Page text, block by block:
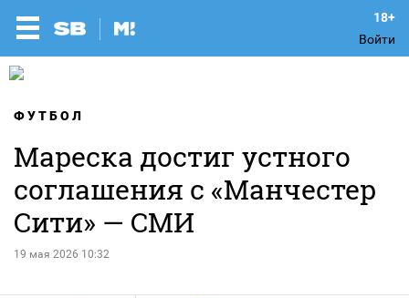
Войти
ФУТБОЛ
Мареска достиг устного
соглашения с «Манчестер
Сити» — СМИ
19 мая 2026 10:32